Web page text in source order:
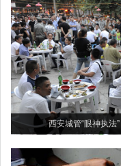
西安城管“眼神执法